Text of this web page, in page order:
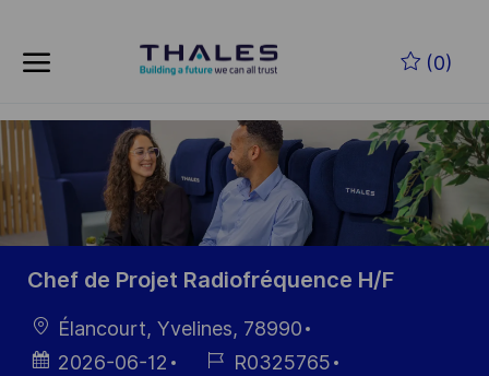
(0)
-
Chef de Projet Radiofréquence H/F
localisation
Élancourt, Yvelines, 78990
Date 2026-06-12
Référence
R0325765